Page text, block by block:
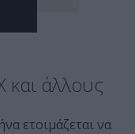
και άλλους
ετοιμάζεται να